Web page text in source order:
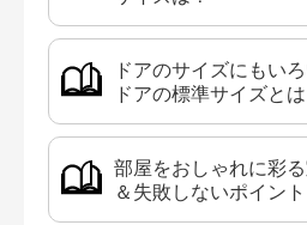
ドアのサイズにもい
ドアの標準サイズとは
部屋をおしゃれに彩
＆失敗しないポイント